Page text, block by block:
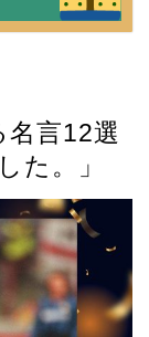
言12選
た。」